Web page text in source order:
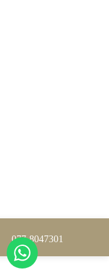
077-8047301